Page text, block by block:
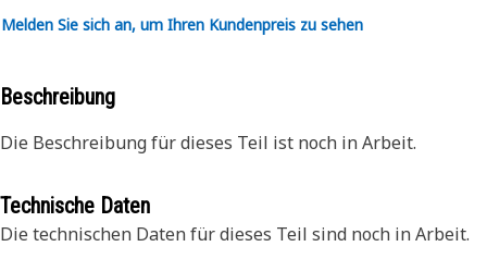
Melden Sie sich an, um Ihren Kundenpreis zu sehen
Beschreibung
Die Beschreibung für dieses Teil ist noch in Arbeit.
Technische Daten
Die technischen Daten für dieses Teil sind noch in Arbeit.